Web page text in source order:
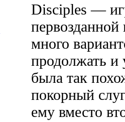
Disciples —
много
продолжать и
была так
покорный
ему вместо